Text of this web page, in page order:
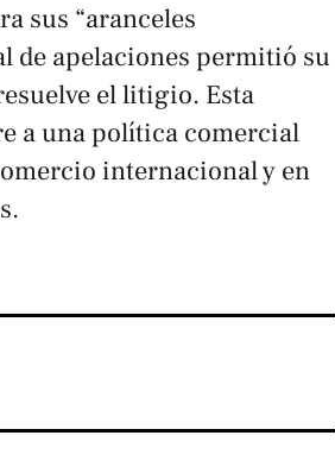
sus “aranceles
de apelaciones permitió su
el litigio. Esta
a una política comercial
internacional y en